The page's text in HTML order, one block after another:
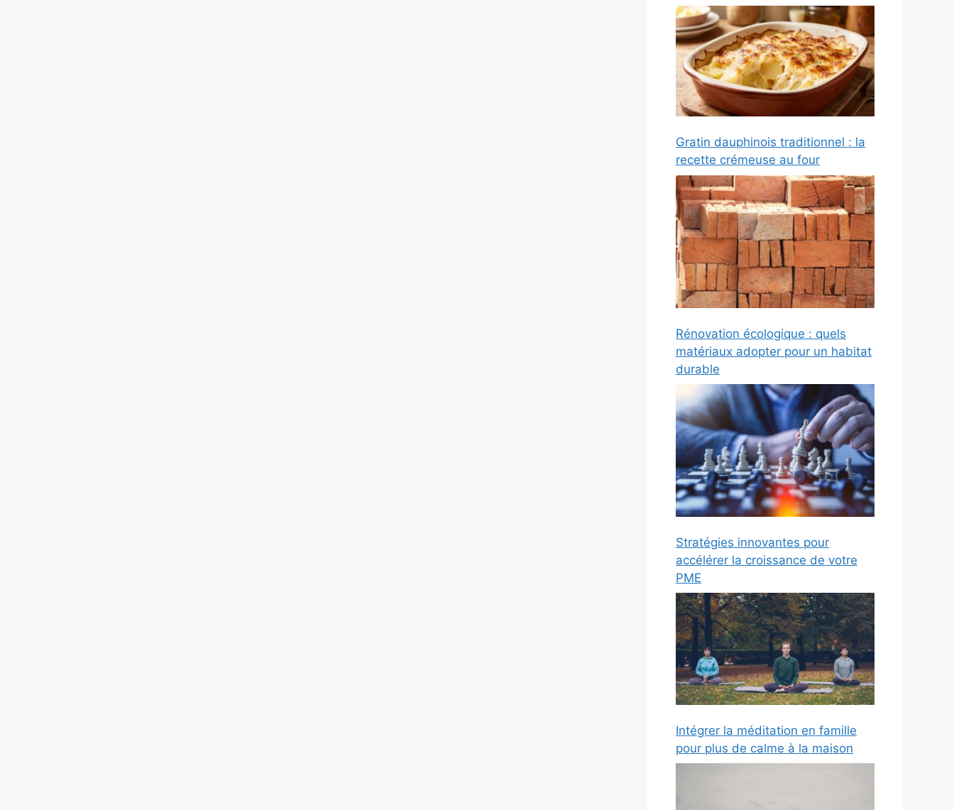
Gratin dauphinois traditionnel : la
recette crémeuse au four
Rénovation écologique : quels
matériaux adopter pour un habitat
durable
Stratégies innovantes pour
accélérer la croissance de votre
PME
Intégrer la méditation en famille
pour plus de calme à la maison